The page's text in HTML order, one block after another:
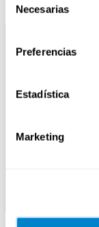
Necesarias
Preferencias
Estadística
Marketing
BAZAR